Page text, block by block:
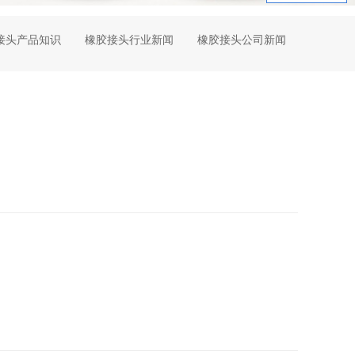
橡胶接头公司新闻
橡胶接头行业新闻
头产品知识